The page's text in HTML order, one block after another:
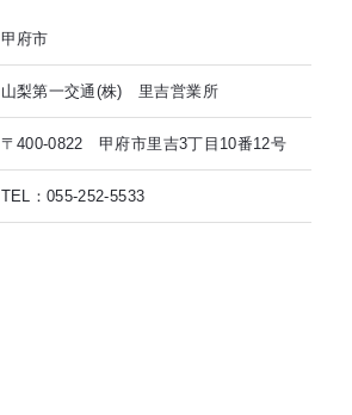
甲府市
山梨第一交通(株) 里吉営業所
〒400-0822 甲府市里吉3丁目10番12号
TEL：055-252-5533